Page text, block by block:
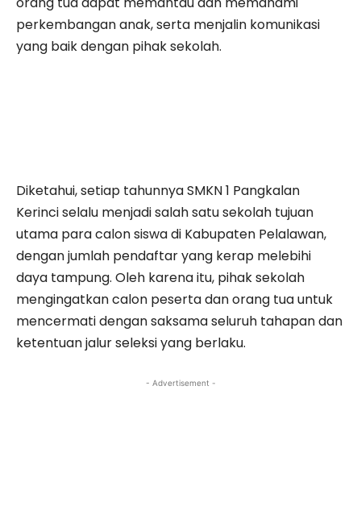
perkembangan anak, serta menjalin komunikasi
yang baik dengan pihak sekolah.
Diketahui, setiap tahunnya SMKN 1 Pangkalan
Kerinci selalu menjadi salah satu sekolah tujuan
utama para calon siswa di Kabupaten Pelalawan,
dengan jumlah pendaftar yang kerap melebihi
daya tampung. Oleh karena itu, pihak sekolah
mengingatkan calon peserta dan orang tua untuk
mencermati dengan saksama seluruh tahapan dan
ketentuan jalur seleksi yang berlaku.
- Advertisement -